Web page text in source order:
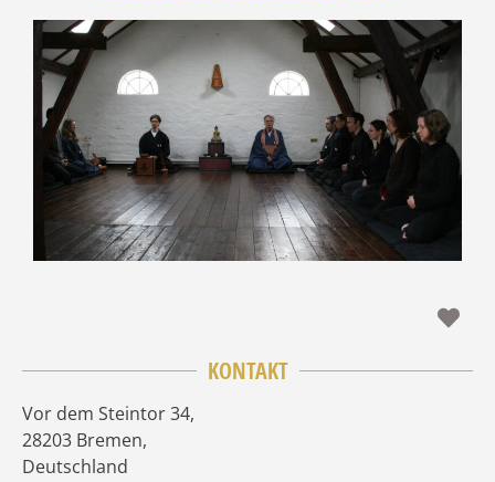
KONTAKT
Vor dem Steintor 34,
28203 Bremen,
Deutschland